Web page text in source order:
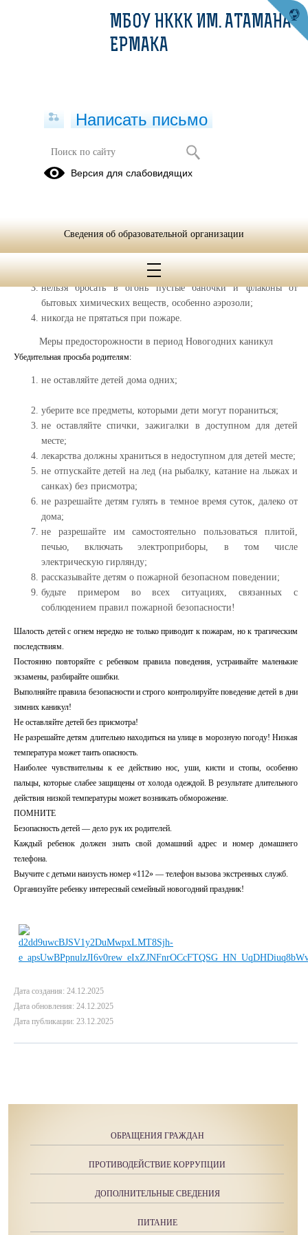
Безопасность в Новогодние
каникулы.
Закрепляйте с детьми правила пожарной безопасности:
не включать самостоятельно электроприборы;
нельзя бросать в огонь пустые баночки и флаконы от
бытовых химических веществ, особенно аэрозоли;
никогда не прятаться при пожаре.
Меры предосторожности в период Новогодних каникул
Убедительная просьба родителям:
не оставляйте детей дома одних;
уберите все предметы, которыми дети могут пораниться;
не оставляйте спички, зажигалки в доступном для детей
месте;
лекарства должны храниться в недоступном для детей месте;
не отпускайте детей на лед (на рыбалку, катание на лыжах и
санках) без присмотра;
не разрешайте детям гулять в темное время суток, далеко от
дома;
не разрешайте им самостоятельно пользоваться плитой,
печью, включать электроприборы, в том числе
электрическую гирлянду;
рассказывайте детям о пожарной безопасном поведении;
будьте примером во всех ситуациях, связанных с
соблюдением правил пожарной безопасности!
Шалость детей с огнем нередко не только приводит к пожарам, но к трагическим
последствиям.
Постоянно повторяйте с ребенком правила поведения, устраивайте маленькие
экзамены, разбирайте ошибки.
Выполняйте правила безопасности и строго контролируйте поведение детей в дни
зимних каникул!
Не оставляйте детей без присмотра!
Не разрешайте детям длительно находиться на улице в морозную погоду! Низкая
температура может таить опасность.
Наиболее чувствительны к ее действию нос, уши, кисти и стопы, особенно
пальцы, которые слабее защищены от холода одеждой. В результате длительного
действия низкой температуры может возникать обморожение.
ПОМНИТЕ
Безопасность детей — дело рук их родителей.
Каждый ребенок должен знать свой домашний адрес и номер домашнего
телефона.
Выучите с детьми наизусть номер «112» — телефон вызова экстренных служб.
Организуйте ребенку интересный семейный новогодний праздник!
Дата создания: 24.12.2025
Дата обновления: 24.12.2025
Дата публикации: 23.12.2025
ОБРАЩЕНИЯ ГРАЖДАН
ПРОТИВОДЕЙСТВИЕ КОРРУПЦИИ
ДОПОЛНИТЕЛЬНЫЕ СВЕДЕНИЯ
ПИТАНИЕ
МБОУ НККК ИМ. АТАМАНА
ЕРМАКА
Написать письмо
Версия для слабовидящих
Сведения об образовательной организации